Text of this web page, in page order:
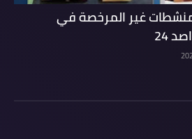
غير المرخصة في
24